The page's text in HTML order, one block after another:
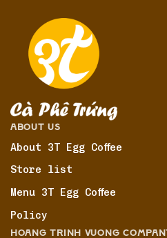
ABOUT US
About 3T Egg Coffee
Store list
Menu 3T Egg Coffee
Policy
HOANG TRINH VUONG